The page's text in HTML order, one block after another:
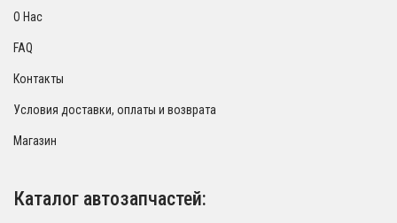
О Нас
FAQ
Контакты
Условия доставки, оплаты и возврата
Магазин
Каталог автозапчастей: